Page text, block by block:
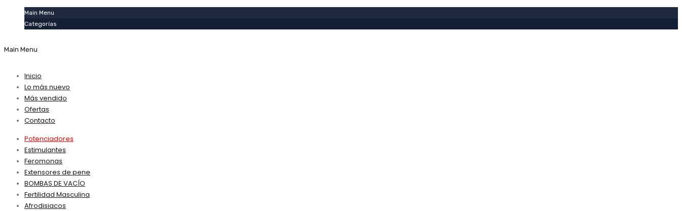
Main Menu
Categorías
Main Menu
Inicio
Lo más nuevo
Más vendido
Ofertas
Contacto
Potenciadores
Estimulantes
Feromonas
Extensores de pene
BOMBAS DE VACÍO
Fertilidad Masculina
Afrodisiacos